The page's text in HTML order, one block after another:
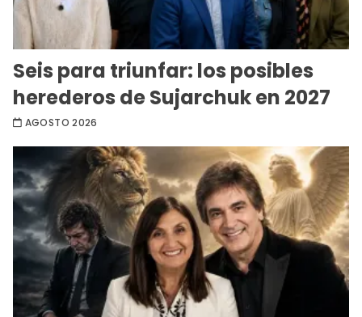
Seis para triunfar: los posibles
herederos de Sujarchuk en 2027
AGOSTO 2026